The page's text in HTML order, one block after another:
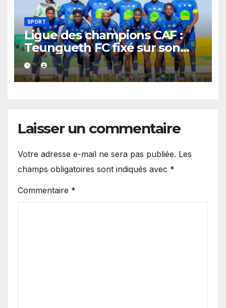
SPORT
Ligue des champions CAF :
Teungueth FC fixé sur son
destin africain, son premier
adversaire est désormais
connu.
Laisser un commentaire
Votre adresse e-mail ne sera pas publiée. Les
champs obligatoires sont indiqués avec *
Commentaire *